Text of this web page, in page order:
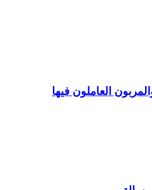
العاملون فيها